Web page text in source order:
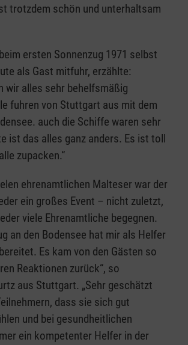
trotzdem schön und unterhaltsam
ersten Sonnenzug 1971 selbst
als Gast mitfuhr, erzählte:
wir alles sehr behelfsmäßig
fuhren von Stuttgart aus mit dem
auch die Schiffe waren sehr
ist das alles ganz anders. Es ist toll
zupacken.“
ehrenamtlichen Malteser war der
ein großes Event – nicht zuletzt,
viele Ehrenamtliche begegnen.
an den Bodensee hat mir als Helfer
Es kam von den Gästen so
Reaktionen zurück“, so
aus Stuttgart. „Sehr geschätzt
dass sie sich gut
und bei gesundheitlichen
ein kompetenter Helfer in der